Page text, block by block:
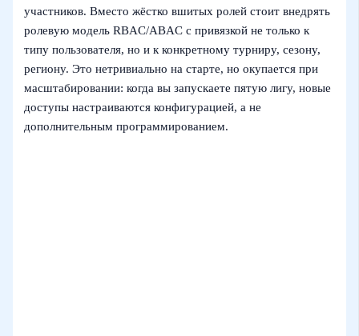
участников. Вместо жёстко вшитых ролей стоит внедрять
ролевую модель RBAC/ABAC с привязкой не только к
типу пользователя, но и к конкретному турниру, сезону,
региону. Это нетривиально на старте, но окупается при
масштабировании: когда вы запускаете пятую лигу, новые
доступы настраиваются конфигурацией, а не
дополнительным программированием.